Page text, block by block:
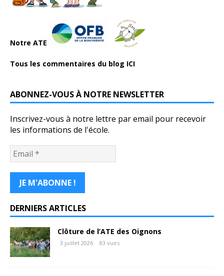
Notre ATE
Tous les commentaires du blog ICI
ABONNEZ-VOUS À NOTRE NEWSLETTER
Inscrivez-vous à notre lettre par email pour recevoir
les informations de l'école.
DERNIERS ARTICLES
Clôture de l’ATE des Oignons
3 juillet 2026 83 vues